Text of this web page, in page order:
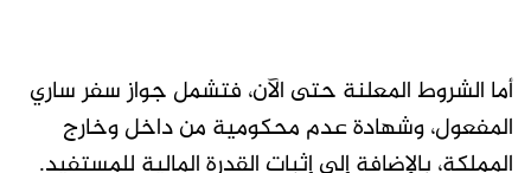
أما الشروط المعلنة حتى الآن، فتشمل جواز سفر ساري
المفعول، وشهادة عدم محكومية من داخل وخارج